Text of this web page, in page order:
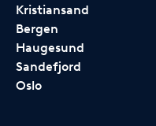
Kristiansand
Bergen
Haugesund
Sandefjord
Oslo